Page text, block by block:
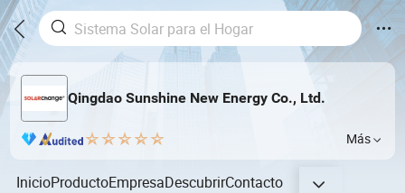
Qingdao Sunshine New Energy Co., Ltd.
Más
InicioProductoEmpresaDescubrirContacto